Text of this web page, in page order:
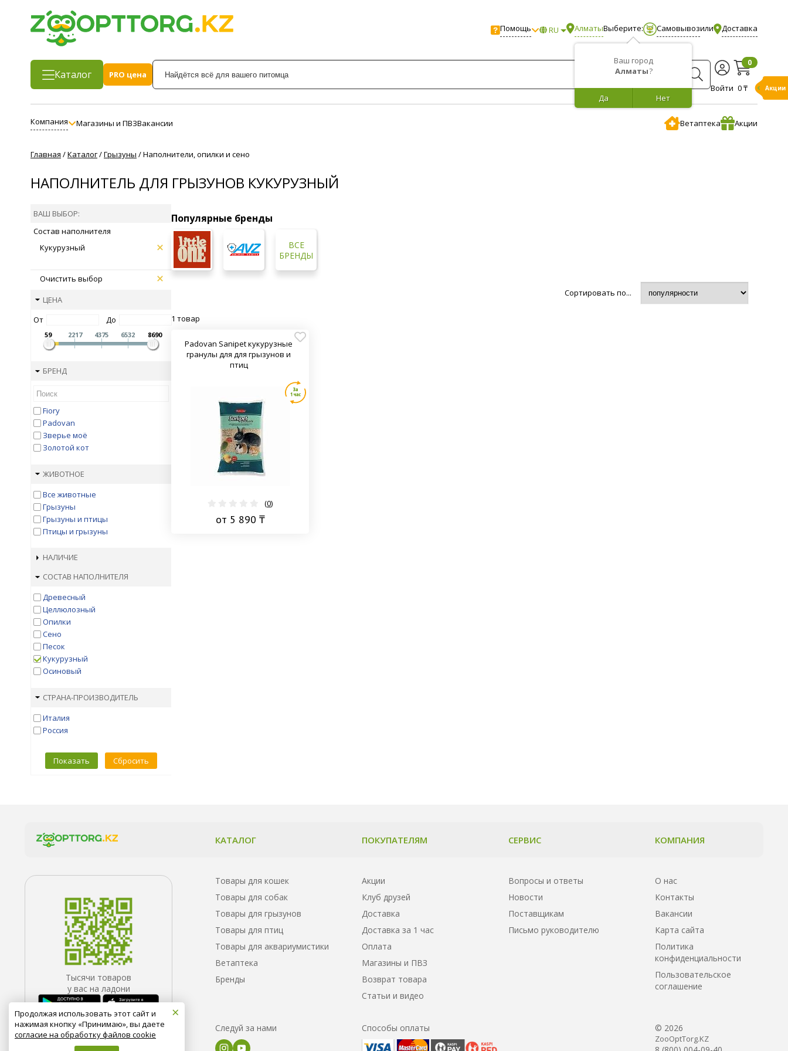
Помощь RU Алматы
Ваш город
Алматы?
Нет
Да
Выберите: Самовывозили Доставка
Каталог
PRO цена
Войти
0
0 ₸
Компания Магазины и ПВЗВакансии Ветаптека Акции
Главная /Каталог/Грызуны /Наполнители, опилки и сено
НАПОЛНИТЕЛЬ ДЛЯ ГРЫЗУНОВ КУКУРУЗНЫЙ
ВАШ ВЫБОР:
Состав наполнителя
Кукурузный
Очистить выбор
ЦЕНА
От
До
59 2217 4375 6532 8690
БРЕНД
Fiory
Padovan
Зверье моё
Золотой кот
ЖИВОТНОЕ
Все животные
Грызуны
Грызуны и птицы
Птицы и грызуны
НАЛИЧИЕ
СОСТАВ НАПОЛНИТЕЛЯ
Древесный
Целлюлозный
Опилки
Сено
Песок
Кукурузный
Осиновый
СТРАНА-ПРОИЗВОДИТЕЛЬ
Италия
Россия
Показать Сбросить
Популярные бренды
ВСЕ
БРЕНДЫ
Сортировать по...
1 товар
Padovan Sanipet кукурузные
гранулы для для грызунов и
птиц
(0)
от 5 890 ₸
Тысячи товаров
у вас на ладони
КАТАЛОГ
Товары для кошек
Товары для собак
Товары для грызунов
Товары для птиц
Товары для аквариумистики
Ветаптека
Бренды
ПОКУПАТЕЛЯМ
Акции
Клуб друзей
Доставка
Доставка за 1 час
Оплата
Магазины и ПВЗ
Возврат товара
Статьи и видео
СЕРВИС
Вопросы и ответы
Новости
Поставщикам
Письмо руководителю
КОМПАНИЯ
О нас
Контакты
Вакансии
Карта сайта
Политика
конфиденциальности
Пользовательское
соглашение
Следуй за нами Способы оплаты © 2026
ZooOptTorg.KZ
Акции
×
Продолжая использовать этот сайт и
нажимая кнопку «Принимаю», вы даете
согласие на обработку файлов cookie